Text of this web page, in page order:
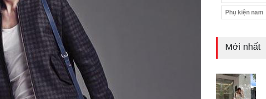
Phụ kiện nam
Mới nhất